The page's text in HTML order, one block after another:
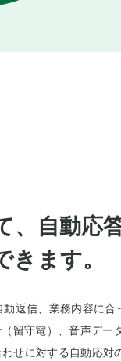
、自動応
ます。
返信、業務内容に合
留守電）、音声デー
せに対する自動応対